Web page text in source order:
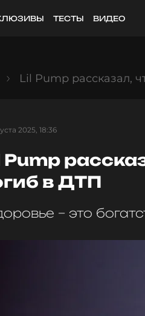
ТЕСТЫ ВИДЕО
Lil Pump рассказал,
2025, 18:36
Pump
в ДТП
– это